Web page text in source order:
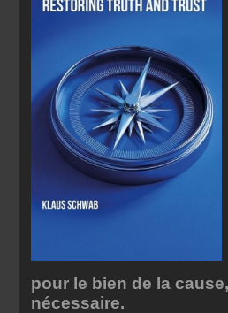
pour le bien de la
nécessaire.